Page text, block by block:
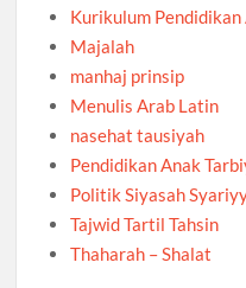
Kurikulum Pendidikan
Majalah
manhaj prinsip
Menulis Arab Latin
nasehat tausiyah
Pendidikan Anak
Politik Siyasah
Tajwid Tartil Tahsin
Thaharah – Shalat